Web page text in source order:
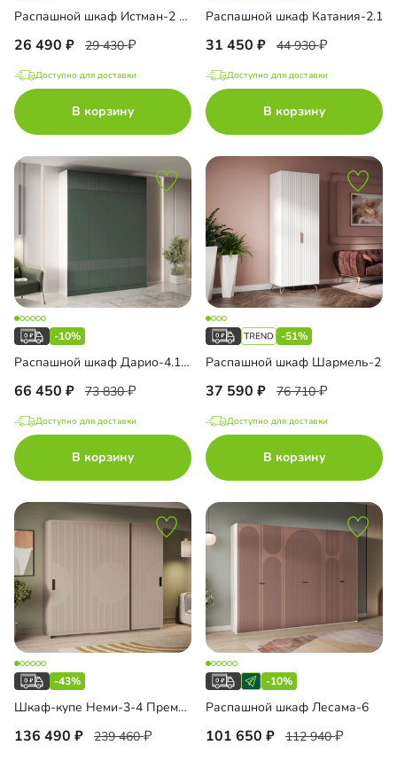
Распашной шкаф Истман-2 Флекс
26 490 29 430
Доступно для доставки
В корзину
Распашной шкаф Катания-2.1
31 450 44 930
Доступно для доставки
В корзину
-10%
Распашной шкаф Дарио-4.1.1 с антресолью
66 450 73 830
Доступно для доставки
В корзину
-51%
Распашной шкаф Шармель-2
37 590 76 710
Доступно для доставки
В корзину
-43%
Шкаф-купе Неми-3-4 Премиум
136 490 239 460
-10%
Распашной шкаф Лесама-6
101 650 112 940